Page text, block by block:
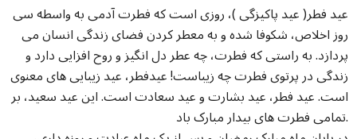
عید فطر( عید پاکیزگی )، روزی است که فطرت آدمی به واسطه سی
روز اخلاص، شکوفا شده و به معطر کردن فضای زندگی انسان می
پردازد. به راستی که فطرت، چه عطر دل انگیز و روح افزایی دارد و
زندگی در پرتوی فطرت چه زیباست! عیدفطر، عید زیبایی های معنوی
است. عید فطر، عید بشارت و عید سعادت است. این عید سعید، بر
تمامی فطرت های بیدار مبارک باد.